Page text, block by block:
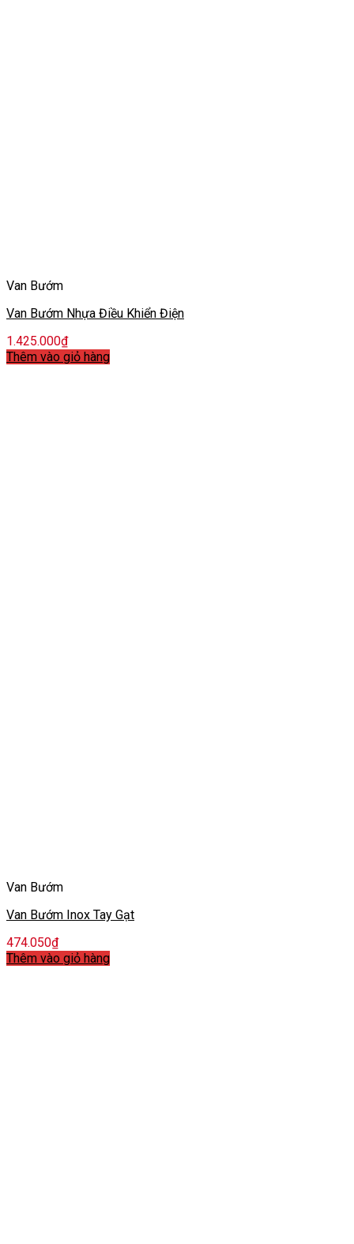
Van Bướm
Van Bướm Nhựa Điều Khiển Điện
1.425.000₫
Thêm vào giỏ hàng
Van Bướm
Van Bướm Inox Tay Gạt
474.050₫
Thêm vào giỏ hàng